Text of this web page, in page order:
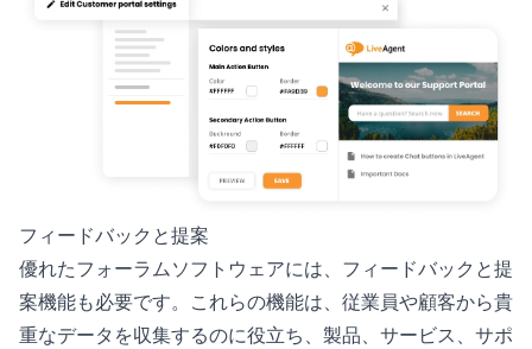
フィードバックと提案
優れたフォーラムソフトウェアには、フィードバックと提
案機能も必要です。これらの機能は、従業員や顧客から貴
重なデータを収集するのに役立ち、製品、サービス、サポ